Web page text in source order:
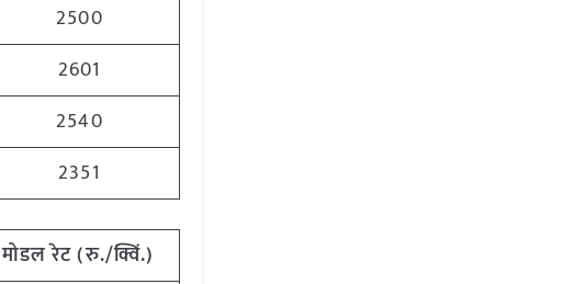
2500
2601
2540
2351
मोडल रेट (रु./क्विं.)